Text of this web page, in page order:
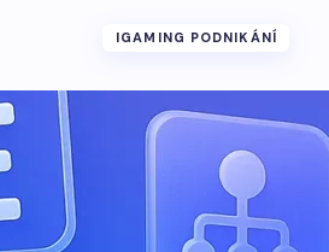
IGAMING PODNIKÁNÍ